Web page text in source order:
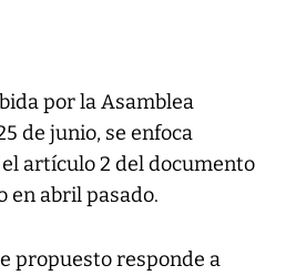
por la Asamblea
de junio, se enfoca
artículo 2 del documento
en abril pasado.
propuesto responde a